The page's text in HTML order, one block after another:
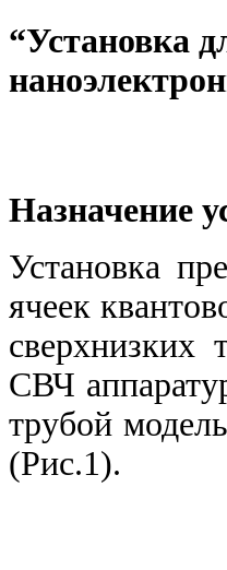
“Установка
Назначение
Установка
ячеек
сверхнизких
СВЧ
трубой
(Рис.1).